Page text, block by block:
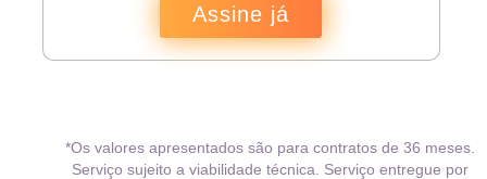
Assine já
*Os valores apresentados são para contratos de 36 meses.
Serviço sujeito a viabilidade técnica. Serviço entregue por